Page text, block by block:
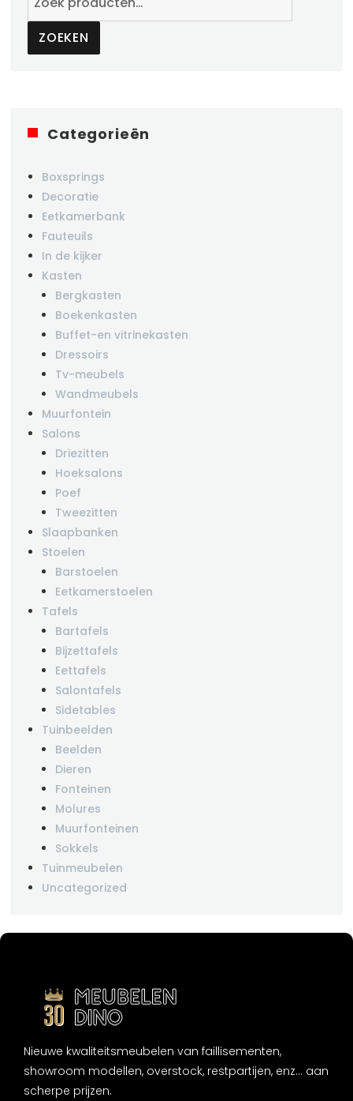
naar:
ZOEKEN
Categorieën
Boxsprings
Decoratie
Eetkamerbank
Fauteuils
In de kijker
Kasten
Bergkasten
Boekenkasten
Buffet-en vitrinekasten
Dressoirs
Tv-meubels
Wandmeubels
Muurfontein
Salons
Driezitten
Hoeksalons
Poef
Tweezitten
Slaapbanken
Stoelen
Barstoelen
Eetkamerstoelen
Tafels
Bartafels
Bijzettafels
Eettafels
Salontafels
Sidetables
Tuinbeelden
Beelden
Dieren
Fonteinen
Molures
Muurfonteinen
Sokkels
Tuinmeubelen
Uncategorized
Nieuwe kwaliteitsmeubelen van faillisementen,
showroom modellen, overstock, restpartijen, enz... aan
scherpe prijzen.